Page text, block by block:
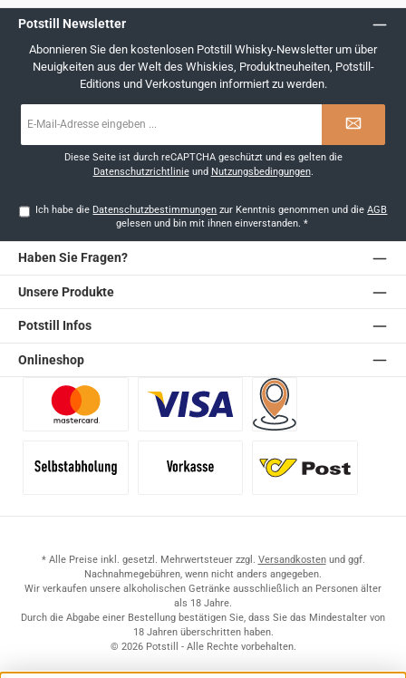
Potstill Newsletter
Abonnieren Sie den kostenlosen Potstill Whisky-Newsletter um über
Neuigkeiten aus der Welt des Whiskies, Produktneuheiten, Potstill-
Editions und Verkostungen informiert zu werden.
Mail-
Diese Seite ist durch reCAPTCHA geschützt und es gelten die
Datenschutzrichtlinieund Nutzungsbedingungen.
Ich habe die Datenschutzbestimmungen zur Kenntnis genommen und dieAGB
gelesen und bin mit ihnen einverstanden. *
Haben Sie Fragen?
Unsere Produkte
Potstill Infos
Onlineshop
* Alle Preise inkl. gesetzl. Mehrwertsteuer zzgl. Versandkostenund ggf.
Nachnahmegebühren, wenn nicht anders angegeben.
Wir verkaufen unsere alkoholischen Getränke ausschließlich an Personen älter
als 18 Jahre.
Durch die Abgabe einer Bestellung bestätigen Sie, dass Sie das Mindestalter von
18 Jahren überschritten haben.
© 2026 Potstill - Alle Rechte vorbehalten.